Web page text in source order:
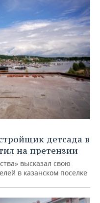
детсада в
на претензии
высказал свою
в казанском поселке